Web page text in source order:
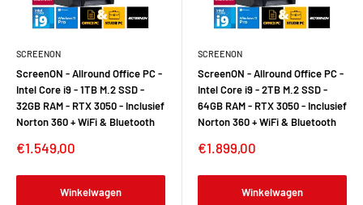
SCREENON
ScreenON - Allround Office PC -
Intel Core i9 - 1TB M.2 SSD -
32GB RAM - RTX 3050 - Inclusief
Norton 360 + WiFi & Bluetooth
€1.549,00
Winkelwagen
SCREENON
ScreenON - Allround Office PC -
Intel Core i9 - 2TB M.2 SSD -
64GB RAM - RTX 3050 - Inclusief
Norton 360 + WiFi & Bluetooth
€1.899,00
Winkelwagen